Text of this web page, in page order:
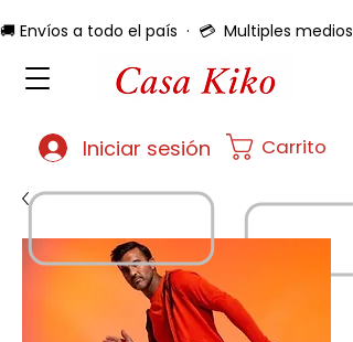
🚚 Envíos a todo el país  ·  💳  Multiples
Iniciar sesión Carrito